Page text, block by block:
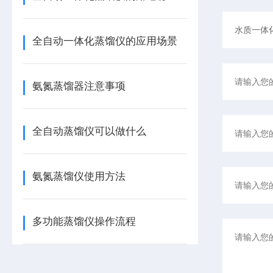
全自动一体化蒸馏仪的应用场景
氨氮蒸馏器注意事项
全自动蒸馏仪可以做什么
氨氮蒸馏仪使用方法
多功能蒸馏仪操作流程